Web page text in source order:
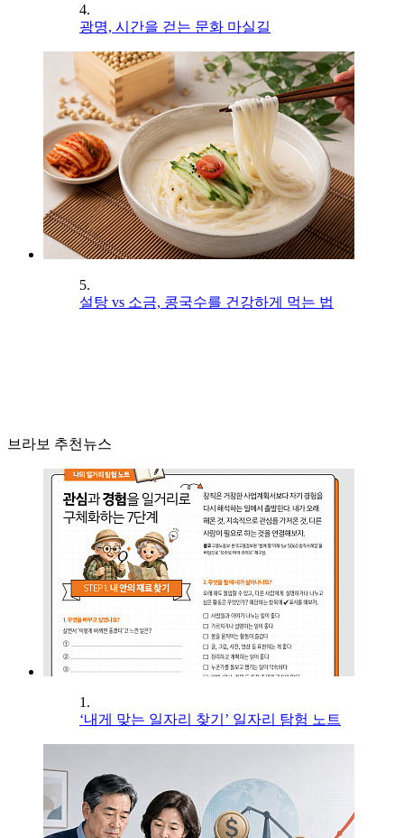
4.
광명, 시간을 걷는 문화 마실길
5.
설탕 vs 소금, 콩국수를 건강하게 먹는 법
브라보 추천뉴스
1.
‘내게 맞는 일자리 찾기’ 일자리 탐험 노트